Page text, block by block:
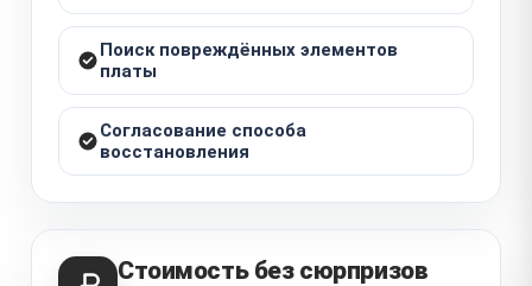
Поиск повреждённых элементов
платы
Согласование способа
восстановления
Стоимость без сюрпризов